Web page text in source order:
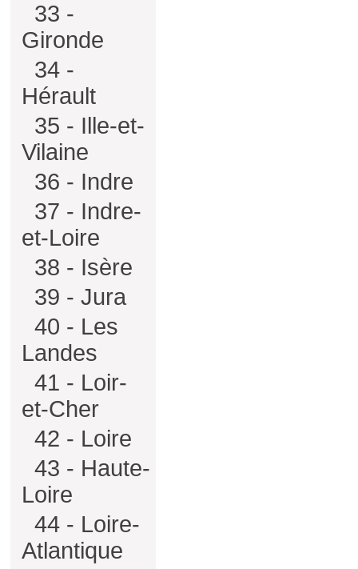
33 -
Gironde
34 -
Hérault
35 - Ille-et-
Vilaine
36 - Indre
37 - Indre-
et-Loire
38 - Isère
39 - Jura
40 - Les
Landes
41 - Loir-
et-Cher
42 - Loire
43 - Haute-
Loire
44 - Loire-
Atlantique